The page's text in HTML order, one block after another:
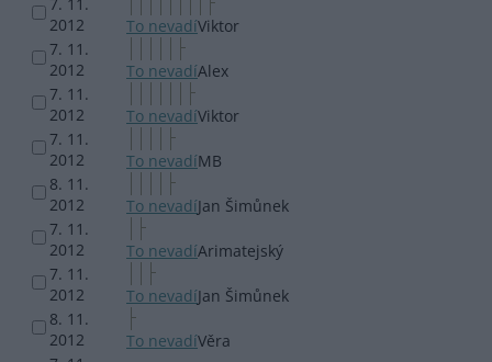
2012
To nevadíViktor
7. 11.
2012
To nevadíAlex
7. 11.
2012
To nevadíViktor
7. 11.
2012
To nevadíMB
8. 11.
2012
To nevadíJan Šimůnek
7. 11.
2012
To nevadíArimatejský
7. 11.
2012
To nevadíJan Šimůnek
8. 11.
2012
To nevadíVěra